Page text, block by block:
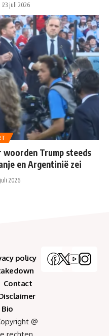
23 juli 2026
Trump steeds
en Argentinië zei
2026
policy
Contact
Bio
@
rechten